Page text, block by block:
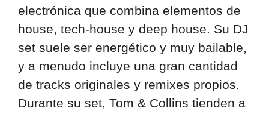
electrónica que combina elementos de
house, tech-house y deep house. Su DJ
set suele ser energético y muy bailable,
y a menudo incluye una gran cantidad
de tracks originales y remixes propios.
Durante su set, Tom & Collins tienden a